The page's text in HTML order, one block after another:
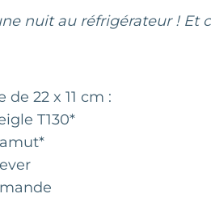
nuit au réfrigérateur ! Et
22 x 11 cm :
T130*